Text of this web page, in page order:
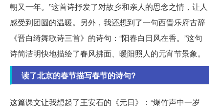
朝又一年。”这首诗抒发了对故乡和亲人的思念之情，让人
感受到团圆的温暖。另外，我还想到了一句西晋乐府古辞
《晋白绮舞歌诗三首》的诗句：“阳春白日风在香。”这句
诗简洁明快地描绘了春风拂面、暖阳照人的元宵节景象。
读了北京的春节描写春节的诗句?
这篇课文让我想起了王安石的《元日》：“爆竹声中一岁